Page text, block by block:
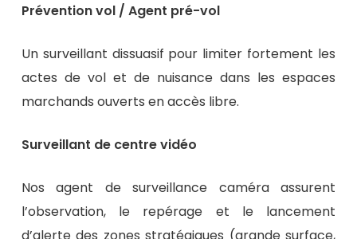
Prévention vol / Agent pré-vol
Un surveillant dissuasif pour limiter fortement les
actes de vol et de nuisance dans les espaces
marchands ouverts en accès libre.
Surveillant de centre vidéo
Nos agent de surveillance caméra assurent
l’observation, le repérage et le lancement
d’alerte des zones stratégiques (grande surface,